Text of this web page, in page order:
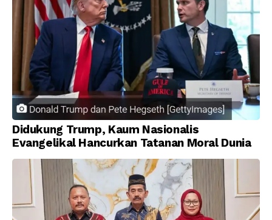
Didukung Trump, Kaum Nasionalis
Evangelikal Hancurkan Tatanan Moral Dunia